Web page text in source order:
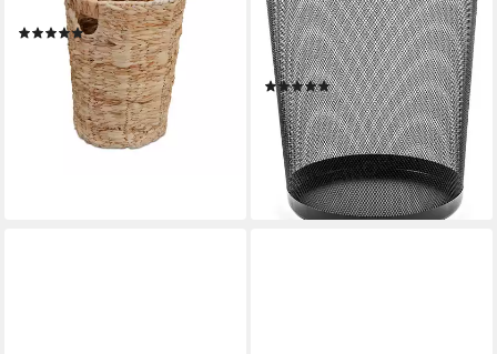
Wasserhyazinthe
(1)
18,99 € UVP39,99 €
lieferbar - in 2-3 Werktagen bei dir
Papierkorb Mesh aus Metall
Höhe 34 cm 18 L rund,
Drahtmetall
(29)
7,95 € UVP19,95 €
-60%
lieferbar - in 2-3 Werktagen bei dir